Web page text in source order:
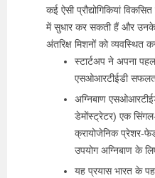
कई ऐसी प्रौद्योगिकियां
में सुधार कर सकती हैं और उनके
अंतरिक्ष मिशनों को व्यवस्थित
स्टार्टअप ने अपना
एसओआरटीईडी
अग्निबाण
डेमोंस्ट्रेटर) एक
क्रायोजेनिक प्रेशर-फेड
उपयोग अग्निबाण के
यह प्रयास भारत के